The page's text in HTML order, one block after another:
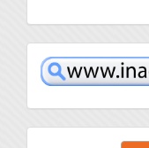
inacipe